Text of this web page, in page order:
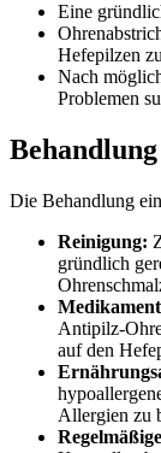
Eine
Hefepilzen
Nach
Problemen
Die Behandlung
Reinigung:
gründlich
Antipilz-
auf den
Allergien zu